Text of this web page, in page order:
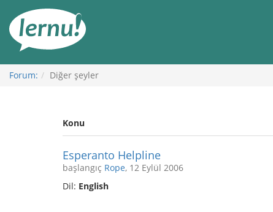
Görüntüleme
Forum: Diğer şeyler
Konu
Esperanto Helpline
başlangıç Rope, 12 Eylül 2006
Dil: English